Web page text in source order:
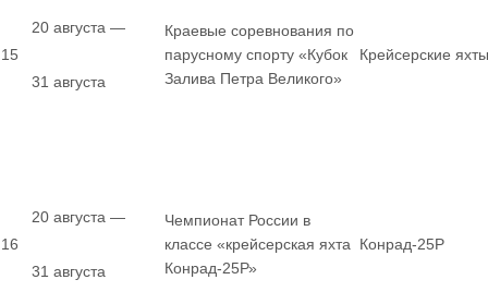
15
20 августа —
31 августа
Краевые соревнования по
парусному спорту «Кубок
Залива Петра Великого»
Крейсерские яхты
16
20 августа —
31 августа
Чемпионат России в
классе «крейсерская яхта
Конрад-25Р»
Конрад-25Р